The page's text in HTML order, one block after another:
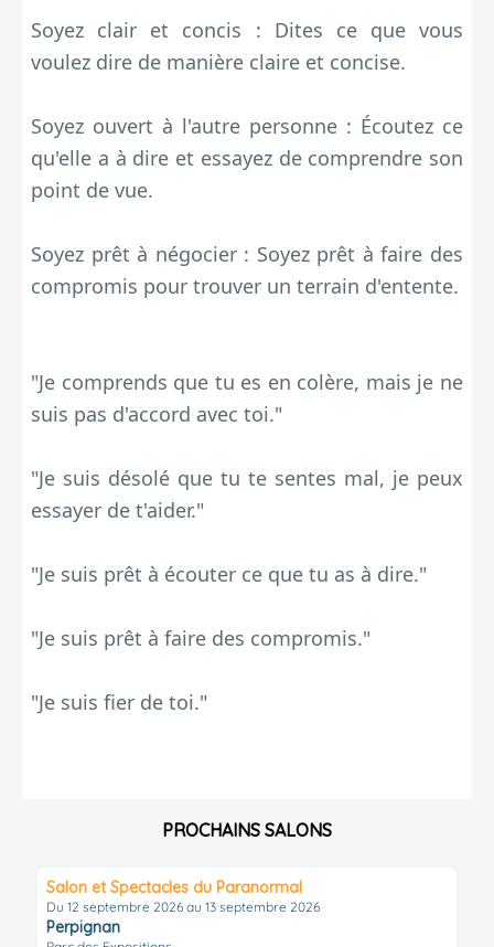
Soyez clair et concis : Dites ce que vous
voulez dire de manière claire et concise.
Soyez ouvert à l'autre personne : Écoutez ce
qu'elle a à dire et essayez de comprendre son
point de vue.
Soyez prêt à négocier : Soyez prêt à faire des
compromis pour trouver un terrain d'entente.
"Je comprends que tu es en colère, mais je ne
suis pas d'accord avec toi."
"Je suis désolé que tu te sentes mal, je peux
essayer de t'aider."
"Je suis prêt à écouter ce que tu as à dire."
"Je suis prêt à faire des compromis."
"Je suis fier de toi."
PROCHAINS SALONS
Salon et Spectacles du Paranormal
Du 12 septembre 2026 au 13 septembre 2026
Perpignan